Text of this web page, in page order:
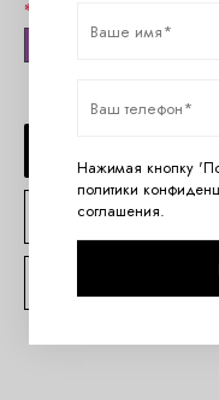
Нажимая кнопку
политики
соглашения.